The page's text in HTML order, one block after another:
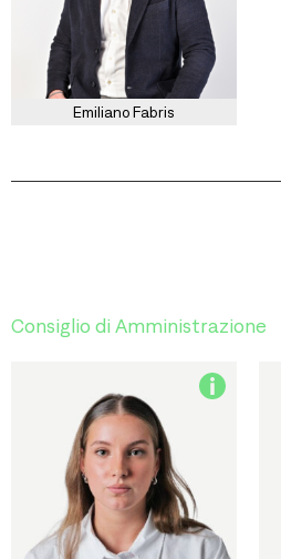
Emiliano Fabris
Consiglio di Amministrazione